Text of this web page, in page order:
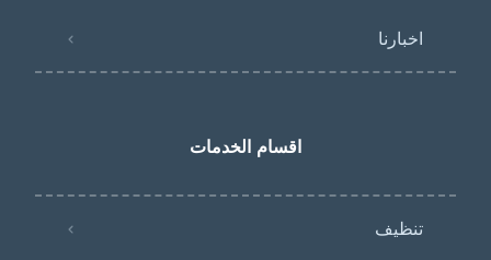
اخبارنا
اقسام الخدمات
تنظيف